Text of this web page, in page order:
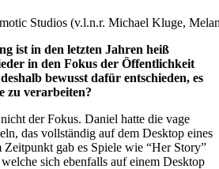
Studios (v.l.n.r. Michael Kluge,
ist in den letzten Jahren heiß
in den Fokus der Öffentlichkeit
bewusst dafür entschieden, es
zu verarbeiten?
der Fokus. Daniel hatte die vage
das vollständig auf dem Desktop eines
Zeitpunkt gab es Spiele wie “Her Story”
sich ebenfalls auf einem Desktop